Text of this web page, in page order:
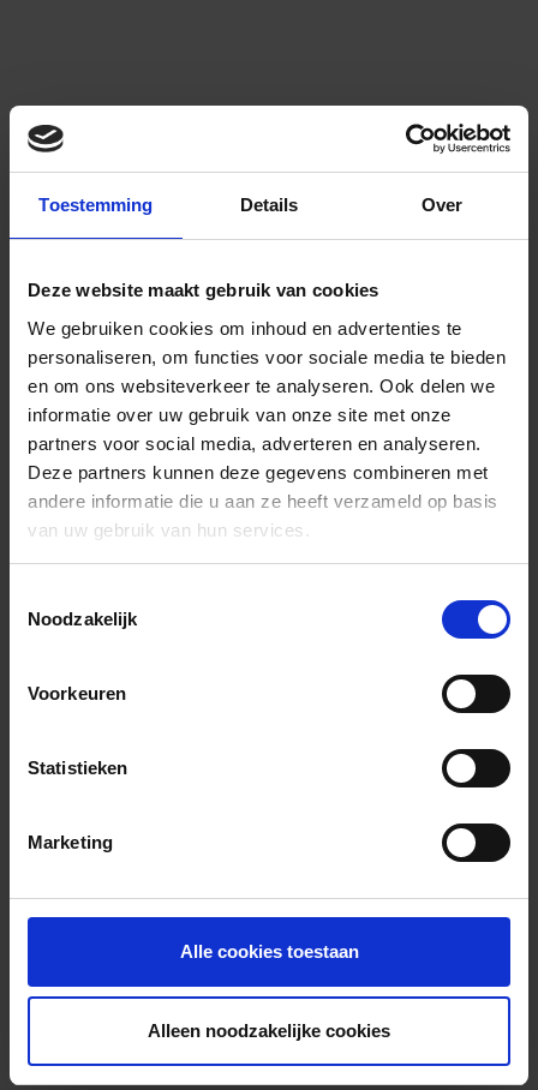
Toestemming Details Over
Deze website maakt gebruik van cookies
We gebruiken cookies om inhoud en advertenties te
personaliseren, om functies voor sociale media te bieden
en om ons websiteverkeer te analyseren. Ook delen we
informatie over uw gebruik van onze site met onze
partners voor social media, adverteren en analyseren.
Deze partners kunnen deze gegevens combineren met
andere informatie die u aan ze heeft verzameld op basis
van uw gebruik van hun services.
Noodzakelijk
Voorkeuren
Statistieken
Marketing
Alle cookies toestaan
Alleen noodzakelijke cookies